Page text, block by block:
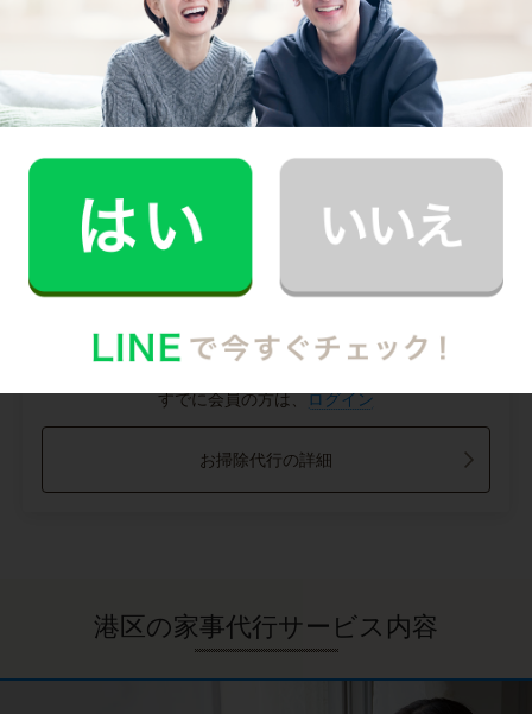
掃除箇所ごとの時間（目安）
掃除箇所を選択してください
料金内訳
条件を選択してください
無料会員登録して
CaSyのサービスを利用する
すでに会員の方は、ログイン
お掃除代行の詳細
港区の家事代行サービス内容